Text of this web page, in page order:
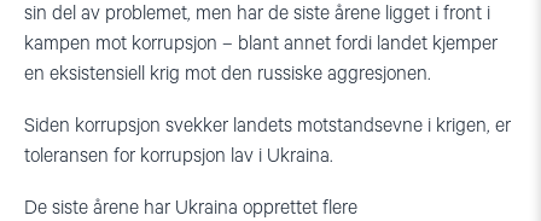
sin del av problemet, men har de siste årene ligget i front i
kampen mot korrupsjon – blant annet fordi landet kjemper
en eksistensiell krig mot den russiske aggresjonen.
Siden korrupsjon svekker landets motstandsevne i krigen, er
toleransen for korrupsjon lav i Ukraina.
De siste årene har Ukraina opprettet flere